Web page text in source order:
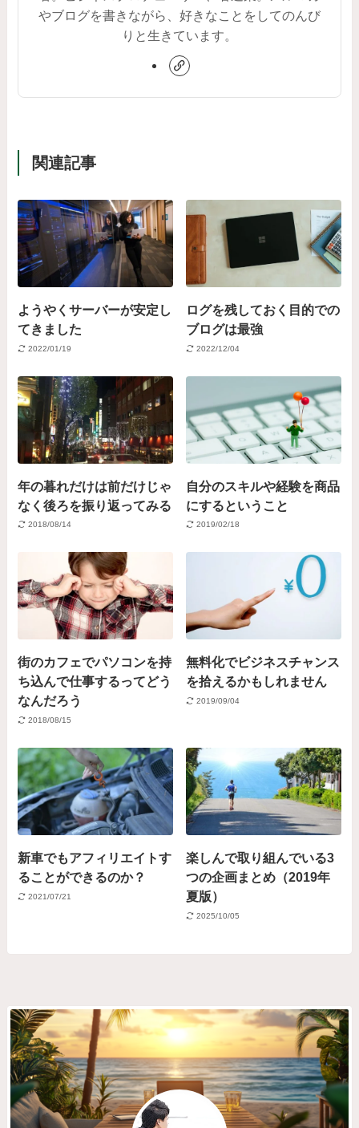
やブログを書きながら、好きなことをしてのんび
りと生きています。
関連記事
ようやくサーバーが安定し
てきました
2022/01/19
ログを残しておく目的での
ブログは最強
2022/12/04
年の暮れだけは前だけじゃ
なく後ろを振り返ってみる
2018/08/14
自分のスキルや経験を商品
にするということ
2019/02/18
街のカフェでパソコンを持
ち込んで仕事するってどう
なんだろう
2018/08/15
無料化でビジネスチャンス
を拾えるかもしれません
2019/09/04
新車でもアフィリエイトす
ることができるのか？
2021/07/21
楽しんで取り組んでいる3
つの企画まとめ（2019年
夏版）
2025/10/05